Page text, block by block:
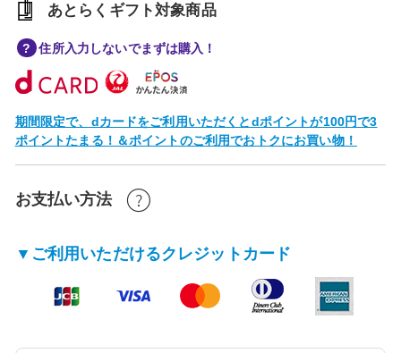
あとらくギフト対象商品
住所入力しないでまずは購入！
期間限定で、dカードをご利用いただくとdポイントが100円で3
ポイントたまる！＆ポイントのご利用でおトクにお買い物！
お支払い方法
▼ご利用いただけるクレジットカード